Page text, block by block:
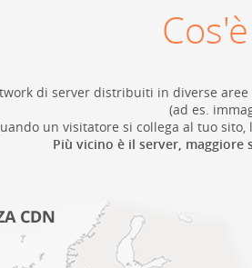
di server distribuiti in diverse
(ad es.
un visitatore si collega al tuo
Più vicino è il server,